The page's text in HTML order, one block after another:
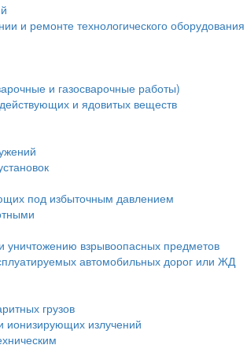
и ремонте технологического оборудования
и газосварочные работы)
и ядовитых веществ
под избыточным давлением
уничтожению взрывоопасных предметов
автомобильных дорог или ЖД
грузов
ионизирующих излучений